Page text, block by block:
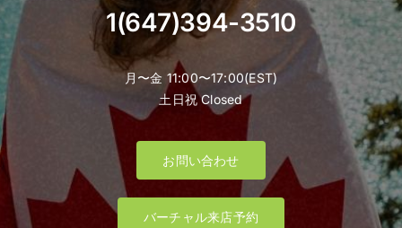
1(647)394-3510
月〜金 11:00〜17:00(EST)
土日祝 Closed
お問い合わせ
バーチャル来店予約